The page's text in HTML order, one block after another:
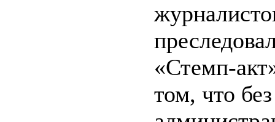
«Стемп-
том, что